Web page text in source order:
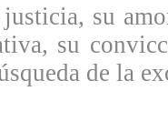
su
su
de la